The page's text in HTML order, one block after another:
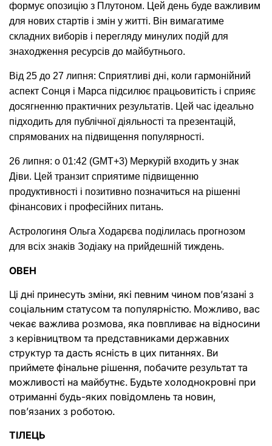
формує опозицію з Плутоном. Цей день буде важливим
для нових стартів і змін у житті. Він вимагатиме
складних виборів і перегляду минулих подій для
знаходження ресурсів до майбутнього.
Від 25 до 27 липня: Сприятливі дні, коли гармонійний
аспект Сонця і Марса підсилює працьовитість і сприяє
досягненню практичних результатів. Цей час ідеально
підходить для публічної діяльності та презентацій,
спрямованих на підвищення популярності.
26 липня: о 01:42 (GMT+3) Меркурій входить у знак
Діви. Цей транзит сприятиме підвищенню
продуктивності і позитивно позначиться на рішенні
фінансових і професійних питань.
Астрологиня Ольга Ходарєва поділилась прогнозом
для всіх знаків Зодіаку на прийдешній тиждень.
ОВЕН
Ці дні принесуть зміни, які певним чином пов’язані з
соціальним статусом та популярністю. Можливо, вас
чекає важлива розмова, яка повпливає на відносини
з керівництвом та представниками державних
структур та дасть ясність в цих питаннях. Ви
приймете фінальне рішення, побачите результат та
можливості на майбутнє. Будьте холоднокровні при
отриманні будь-яких повідомлень та новин,
пов’язаних з роботою.
ТІЛЕЦЬ